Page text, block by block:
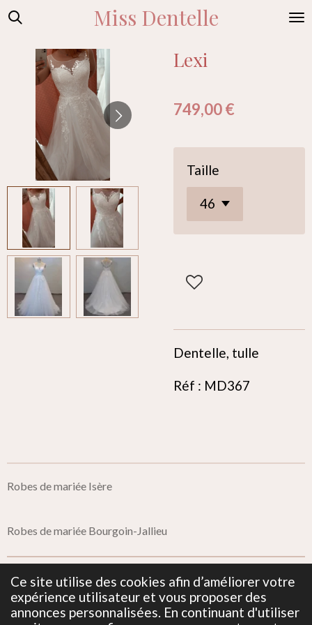
Ce site utilise des cookies afin d’améliorer votre
expérience utilisateur et vous proposer des
annonces personnalisées. En continuant d'utiliser
Passer
contenu
principal
Miss Dentelle
Lexi
749,00 €
Taille
Dentelle, tulle
Réf : MD367
Robes de mariée Isère
Robes de mariée Bourgoin-Jallieu
Mentions Légales